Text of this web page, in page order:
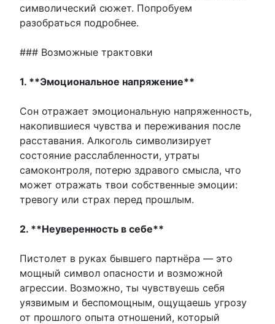
символический сюжет. Попробуем
разобраться подробнее.
### Возможные трактовки
1. **Эмоциональное напряжение**
Сон отражает эмоциональную напряженность,
накопившиеся чувства и переживания после
расставания. Алкоголь символизирует
состояние расслабленности, утраты
самоконтроля, потерю здравого смысла, что
может отражать твои собственные эмоции:
тревогу или страх перед прошлым.
2. **Неуверенность в себе**
Пистолет в руках бывшего партнёра — это
мощный символ опасности и возможной
агрессии. Возможно, ты чувствуешь себя
уязвимым и беспомощным, ощущаешь угрозу
от прошлого опыта отношений, который